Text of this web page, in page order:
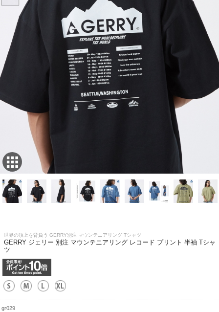
世界の頂上を背負う GERRY別注 マウンテニアリング Tシャツ
GERRY ジェリー 別注 マウンテニアリング レコード プリント 半袖 Tシャ
ツ
gr029